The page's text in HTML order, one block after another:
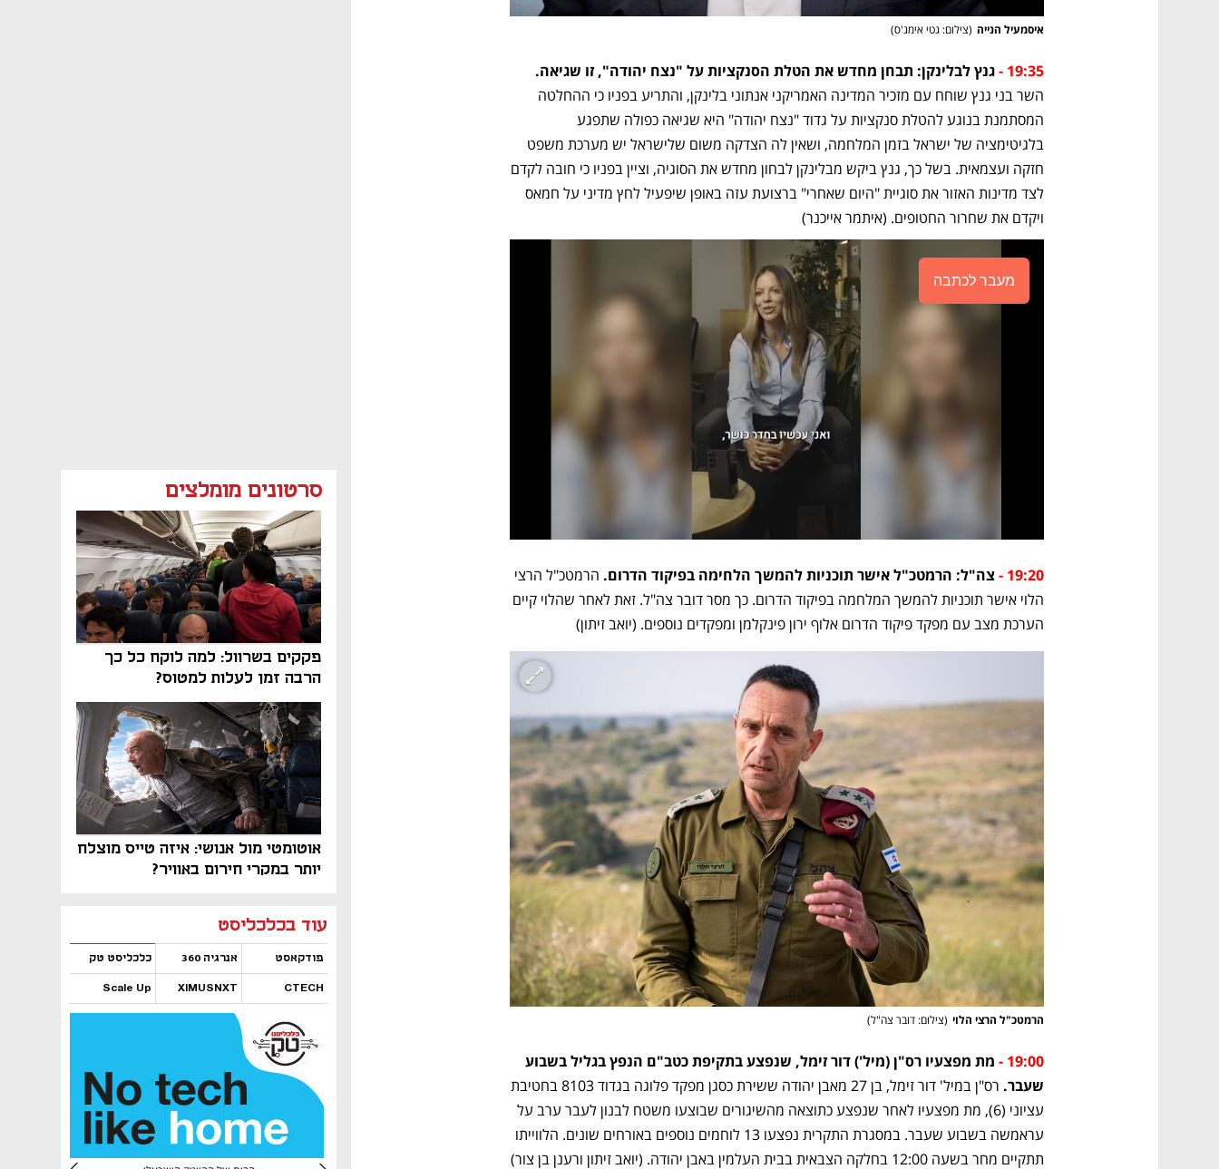
סרטונים מומלצים
פקקים בשרוול: למה לוקח כל כך
הרבה זמן לעלות למטוס?
אוטומטי מול אנושי: איזה טייס מוצלח
יותר במקרי חירום באוויר?
עוד בכלכליסט
פודקאסט אנרגיה 360 כלכליסט טק
CTECH
XIMUSNXT
Scale Up
נפתח בכרטיסייה חדשה
נפתח בכרטיסייה חדשה נפתח בכרטיסייה חדשה
נפתח בכרטיסייה חדשה
איסמעיל הנייה (צילום: גטי אימג'ס)
19:35 -
גנץ לבלינקן: תבחן מחדש את הטלת הסנקציות על "נצח יהודה", זו שגיאה.
ויקדם את שחרור החטופים. (איתמר אייכנר)
מעבר לכתבה
19:20 - צה"ל: הרמטכ"ל אישר תוכניות להמשך הלחימה בפיקוד הדרום.
הערכת מצב עם מפקד פיקוד הדרום אלוף ירון פינקלמן ומפקדים נוספים. (יואב זיתון)
הרמטכ"ל הרצי הלוי (צילום: דובר צה"ל)
19:00 -
שעבר.
תתקיים מחר בשעה 12:00 בחלקה הצבאית בבית העלמין באבן יהודה. (יואב זיתון ורענן בן צור)